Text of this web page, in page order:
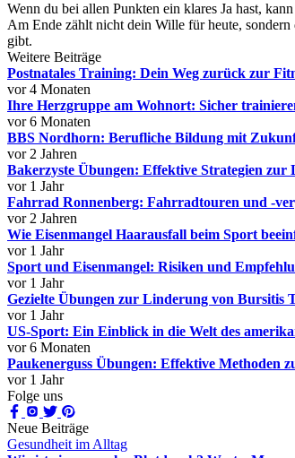
Wenn du bei allen Punkten ein klares Ja hast,
Am Ende zählt nicht dein Wille für heute,
gibt.
Weitere Beiträge
Postnatales Training: Dein Weg zurück zur
vor 4 Monaten
Ihre Herzgruppe am Wohnort: Sicher
vor 6 Monaten
BBS Nordhorn: Berufliche Bildung mit
vor 2 Jahren
Bakerzyste Übungen: Effektive Strategien zur
vor 1 Jahr
Fahrrad Ronnenberg: Fahrradtouren und -
vor 2 Jahren
Wie Eisenmangel Haarausfall beim Sport
vor 1 Jahr
Sport und Eisenmangel: Risiken und
vor 1 Jahr
Gezielte Übungen zur Linderung von Bursitis
vor 1 Jahr
US-Sport: Ein Einblick in die Welt des
vor 6 Monaten
Paukenerguss Übungen: Effektive Methoden
vor 1 Jahr
Folge uns
Neue Beiträge
Gesundheit im Alltag